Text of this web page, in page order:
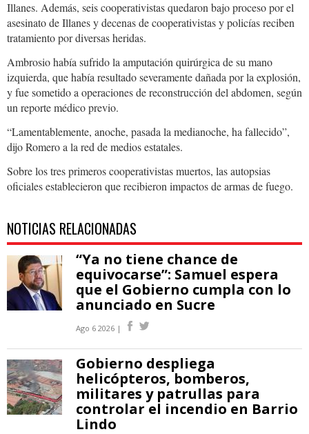
Illanes. Además, seis cooperativistas quedaron bajo proceso por el
asesinato de Illanes y decenas de cooperativistas y policías reciben
tratamiento por diversas heridas.
Ambrosio había sufrido la amputación quirúrgica de su mano
izquierda, que había resultado severamente dañada por la explosión,
y fue sometido a operaciones de reconstrucción del abdomen, según
un reporte médico previo.
“Lamentablemente, anoche, pasada la medianoche, ha fallecido”,
dijo Romero a la red de medios estatales.
Sobre los tres primeros cooperativistas muertos, las autopsias
oficiales establecieron que recibieron impactos de armas de fuego.
NOTICIAS RELACIONADAS
“Ya no tiene chance de
equivocarse”: Samuel espera
que el Gobierno cumpla con lo
anunciado en Sucre
Ago 6 2026 |
Gobierno despliega
helicópteros, bomberos,
militares y patrullas para
controlar el incendio en Barrio
Lindo